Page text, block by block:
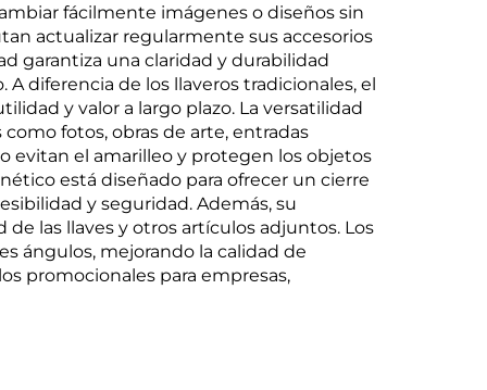
fácilmente imágenes o diseños sin
actualizar regularmente sus accesorios
garantiza una claridad y durabilidad
diferencia de los llaveros tradicionales, el
y valor a largo plazo. La versatilidad
fotos, obras de arte, entradas
evitan el amarilleo y protegen los objetos
está diseñado para ofrecer un cierre
y seguridad. Además, su
las llaves y otros artículos adjuntos. Los
ángulos, mejorando la calidad de
promocionales para empresas,